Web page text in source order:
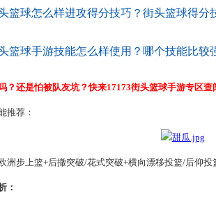
篮球怎么样进攻得分技巧？街头篮球得分
篮球手游技能怎么样使用？哪个技能比较
？还是怕被队友坑？快来17173街头篮球手游专区
推荐：
洲步上篮+后撤突破/花式突破+横向漂移投篮/后仰投
：